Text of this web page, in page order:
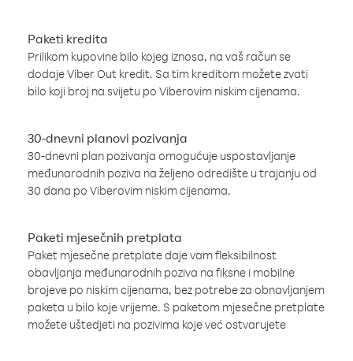
Paketi kredita
Prilikom kupovine bilo kojeg iznosa, na vaš račun se
dodaje Viber Out kredit. Sa tim kreditom možete zvati
bilo koji broj na svijetu po Viberovim niskim cijenama.
30-dnevni planovi pozivanja
30-dnevni plan pozivanja omogućuje uspostavljanje
međunarodnih poziva na željeno odredište u trajanju od
30 dana po Viberovim niskim cijenama.
Paketi mjesečnih pretplata
Paket mjesečne pretplate daje vam fleksibilnost
obavljanja međunarodnih poziva na fiksne i mobilne
brojeve po niskim cijenama, bez potrebe za obnavljanjem
paketa u bilo koje vrijeme. S paketom mjesečne pretplate
možete uštedjeti na pozivima koje već ostvarujete